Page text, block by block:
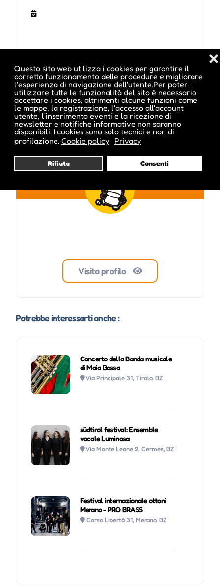
Questo sito web utilizza i cookies per garantire il
corretto funzionamento delle procedure e migliorare
l'esperienza di navigazione dell'utente.Per poter
utilizzare tutte le funzionalità del sito è necessario
accettare i cookies, altrimenti alcune funzioni come
le mappe, la registrazione, l'accesso all'account
utente, l'inserimento eventi e la ricezione di
newsletter e notifiche informative non saranno
disponibili. I cookies sono solo tecnici e non di
profilazione. Cookie policy Privacy
Rifiuta Consenti
❌
Pubblicato da :
ale inside
Visita profilo
Potrebbe interessarti anche :
Concerto della Banda musicale
di Maia Bassa
Via Principale 31, Tirolo, BZ
südtirol festival: Ensemble
vocale Luminosa
Via Monte Leone 2, Cermes, BZ
Festival internazionale ottoni
Merano - PRO BRASS
Corso Libertà 31, Merano, BZ